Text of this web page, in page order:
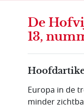
De
13,
Europa in de
minder